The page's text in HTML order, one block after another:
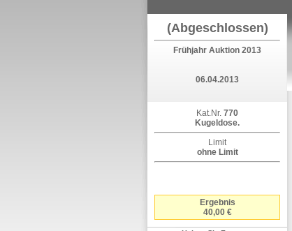
(Abgeschlossen)
Frühjahr Auktion 2013
06.04.2013
Kat.Nr. 770
Kugeldose.
Limit
ohne Limit
Ergebnis
40,00 €